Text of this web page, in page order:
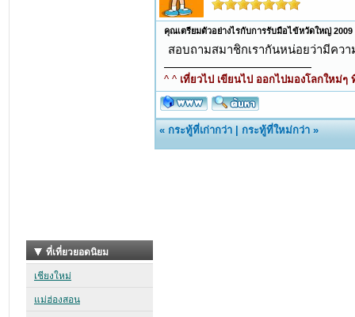
คุณเตรียมตัวอย่างไรกับการรับมือไข้หวัดใหญ่ 2009
สอบถามสมาชิกเรากันหน่อยว่ามีคว
^ ^ เที่ยวไป เขียนไป ออกไปมองโลกใหม่ๆ
«กระทู้ที่เก่ากว่า |กระทู้ที่ใหม่กว่า »